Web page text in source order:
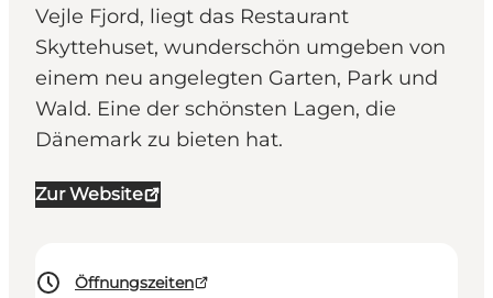
Vejle Fjord, liegt das Restaurant
Skyttehuset, wunderschön umgeben von
einem neu angelegten Garten, Park und
Wald. Eine der schönsten Lagen, die
Dänemark zu bieten hat.
Zur Website
Öffnungszeiten